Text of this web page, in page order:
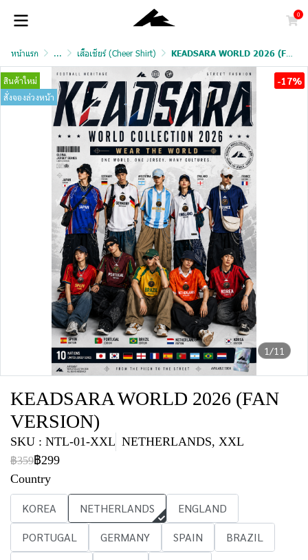
0
หน้าแรก ... เสื้อเชียร์ (Cheer Shirt) KEADSARA WORLD 2026 (FAN VERSION)
1/11
สินค้าใหม่
สั่งจองล่วงหน้า
-17%
KEADSARA WORLD 2026 (FAN
VERSION)
SKU : NTL-01-XXL NETHERLANDS, XXL
฿359฿299
Country
KOREA NETHERLANDS
ENGLAND
PORTUGAL
GERMANY SPAIN
BRAZIL